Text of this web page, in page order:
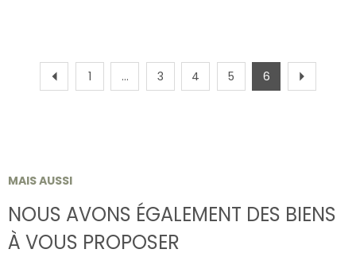
1 ... 3 4 5 6
MAIS AUSSI
NOUS AVONS ÉGALEMENT DES BIENS
À VOUS PROPOSER